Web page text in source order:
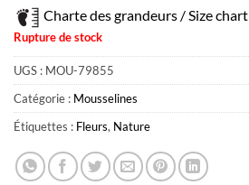
Charte des grandeurs / Size chart
Rupture de stock
UGS : MOU-79855
Catégorie : Mousselines
Étiquettes : Fleurs, Nature